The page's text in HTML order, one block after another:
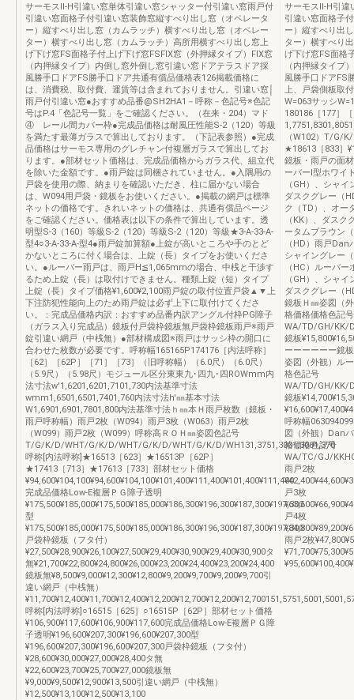
サーモスⅡ-H引違い窓単体引違い窓シャッター付引違い窓雨戸付
引違い窓面格子付引違い窓装飾窓縦すべり出し窓（オペレータ
ー）縦すべり出し窓（カムラッチ）横すべり出し窓（オペレー
ター）横すべり出し窓（カムラッチ）高所用横すべり出し窓上
げ下げ窓FS面格子付上げ下げ窓FSFIX窓（外押縁タイプ）FIX窓
（内押縁タイプ）内倒し窓外倒し窓引違い窓ドアテラスドア採
風勝手口ドアFS勝手口ドア共通有償品価格表126掲載価格に
は、消費税、取付費、運賃等は含まれておりません。引違い窓│
雨戸付引違い窓●おすすめ品番@SH2HA1－呼称－色記号※色記
号はP.4「色記号一覧」をご確認ください。（在来・204）マド
④ レール間カバー枠●完成品価格は耐風圧性能S-2（120）等級
を満たす最薄ガラスで算出しております。（下記表参照）●完成
品価格はサーモス専用のグレチャン付複層ガラスで算出してお
ります。●部材セット価格は、完成品価格からガラス代、組立代
を除いた金額です。●雨戸錠は同梱されていません。●入隅用の
戸袋を使用の際、納まりを確認いただき、柱に届かない場合
は、W094用戸袋・鏡板をお使いください。●掲載の網戸は標準
ネットの価格です。きれいネットの価格は、共通有償品ページ
をご確認ください。価格表は以下の条件で算出しています。透
明型S-3（160）等級S-2（120）等級S-2（120）等級★3-A-33-A-
型4○3-A-33-A-型4●雨戸錠加算額●上錠が高いところや手のとど
かないところに付く場合は、上錠（長）タイプをお使いくださ
い。●ルーバー雨戸は、雨戸H≦1,065mmの場合、中桟と干渉す
るため上錠（長）は取付けできません。種類上錠（短）タイプ
上錠（長）タイプ価格¥1,600¥2,100雨戸錠の取付位置戸袋▲▼上
下注防犯性能向上のため雨戸錠は必ず上下に取付けてくださ
い。：完成品価格内訳：おすすめ品番内訳アングル付枠PG障子
（ガラス入り完成品）鏡板付戸袋枠鏡板無戸袋枠鏡板雨戸※雨戸
錠引違い網戸（中桟無）●部材構成図※雨戸はサッシ枠の開口に
合わせた枚数が必要です。呼称幅165165P174176［内法呼称］
［62］［62P］［71］［73］（旧呼称幅）（6.0尺）（6.0尺）
（5.9尺）（5.98尺）モジュール区分東東九･四九･四ROWmm内
法寸法w'1,6201,6201,7101,730内法基準寸法
wmm1,6501,6501,7401,760内法寸法h'㎜基本寸法
W1,6901,6901,7801,800内法基準寸法ｈ㎜本Ｈ雨戸枚数（鏡板・
雨戸呼称幅）雨戸2枚（W094）雨戸3枚（W063）雨戸2枚
（W099）雨戸2枚（W099）呼称高ＲＯＨ㎜姿図色記号
T/G/K/D/WHT/G/K/D/WHT/G/K/D/WHT/G/K/D/WH131,3751,3001,3001,370
呼称[内法呼称]★16513［623］★16513P［62P］
★17413［713］★17613［733］部材セット価格
¥94,600¥104,100¥94,600¥104,100¥101,400¥111,400¥101,400¥111,400
完成品価格Low-E複層ＰＧ障子透明
¥175,500¥185,000¥175,500¥185,000¥186,300¥196,300¥187,300¥197,300
型
¥175,500¥185,000¥175,500¥185,000¥186,300¥196,300¥187,300¥197,300
戸袋枠鏡板（フタ付）
¥27,500¥28,900¥26,100¥27,500¥29,400¥30,900¥29,400¥30,900タ
無¥21,700¥22,800¥24,800¥26,000¥23,200¥24,400¥23,200¥24,400
鏡板無¥8,500¥9,000¥12,300¥12,800¥9,200¥9,700¥9,200¥9,700引
違い網戸（中桟無）
呼称[内法呼称]○16515［625］○16515P［62P］部材セット価格
¥106,900¥117,600¥106,900¥117,600完成品価格Low-E複層ＰＧ障
子透明¥196,600¥207,300¥196,600¥207,300型
¥196,600¥207,300¥196,600¥207,300戸袋枠鏡板（フタ付）
¥28,600¥30,000¥27,000¥28,400タ無
¥22,600¥23,700¥25,700¥27,000鏡板無
¥9,000¥9,500¥12,900¥13,500引違い網戸（中桟無）
¥12,500¥13,100¥12,500¥13,100
サーモスⅡ-H引違
引違い窓面格子
ー）縦すべり出
ター）横すべり
げ下げ窓FS面格
（内押縁タイプ
風勝手口ドアFS
上、戸袋側板取
W=063サッシ
180186［177］
（W102）T/G/
★18613［833］
鏡板・雨戸の面
ーバーⅠ型ホワイ
（GH）、シャ
ダスクグレー（
ク（TD）、オー
（KK）、ダス
ータムブラウン
（HD）雨戸
シャイングレー
（HC）ルーバ
（GH）、シャ
ダスクグレー（
鏡板Ｈ㎜姿図（
格価格価格色記号
WA/TD/GH/KK/
鏡板
ーーーーーー鏡
姿図（外観）ル
格色記号
WA/TD/GH/KK/
鏡板
呼称幅
図（外観）Dan
格価格色記号
WA/TC/GJ/
雨戸2枚
戸3枚
戸4枚
雨戸2枚